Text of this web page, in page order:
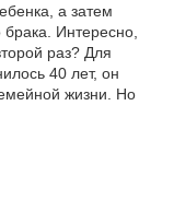
а затем
Интересно,
раз? Для
40 лет, он
жизни. Но